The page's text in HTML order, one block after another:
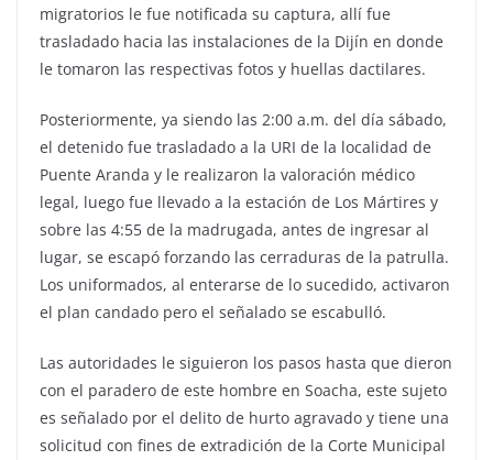
migratorios le fue notificada su captura, allí fue
trasladado hacia las instalaciones de la Dijín en donde
le tomaron las respectivas fotos y huellas dactilares.
Posteriormente, ya siendo las 2:00 a.m. del día sábado,
el detenido fue trasladado a la URI de la localidad de
Puente Aranda y le realizaron la valoración médico
legal, luego fue llevado a la estación de Los Mártires y
sobre las 4:55 de la madrugada, antes de ingresar al
lugar, se escapó forzando las cerraduras de la patrulla.
Los uniformados, al enterarse de lo sucedido, activaron
el plan candado pero el señalado se escabulló.
Las autoridades le siguieron los pasos hasta que dieron
con el paradero de este hombre en Soacha, este sujeto
es señalado por el delito de hurto agravado y tiene una
solicitud con fines de extradición de la Corte Municipal